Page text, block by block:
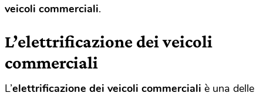
veicoli commerciali.
L’elettrificazione dei veicoli
commerciali
L’elettrificazione dei veicoli commerciali è una delle